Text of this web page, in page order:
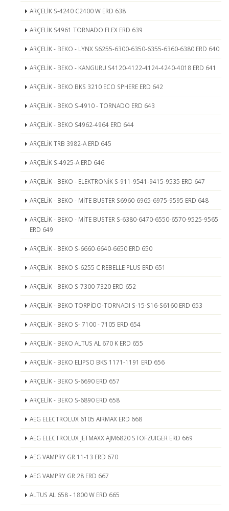
ARÇELİK S-4240 C2400 W ERD 638
ARÇELİK S4961 TORNADO FLEX ERD 639
ARÇELİK - BEKO - LYNX S6255-6300-6350-6355-6360-6380 ERD 640
ARÇELİK - BEKO - KANGURU S4120-4122-4124-4240-4018 ERD 641
ARÇELİK - BEKO BKS 3210 ECO SPHERE ERD 642
ARÇELİK - BEKO S-4910 - TORNADO ERD 643
ARÇELİK - BEKO S4962-4964 ERD 644
ARÇELİK TRB 3982-A ERD 645
ARÇELİK S-4925-A ERD 646
ARÇELİK - BEKO - ELEKTRONİK S-911-9541-9415-9535 ERD 647
ARÇELİK - BEKO - MİTE BUSTER S6960-6965-6975-9595 ERD 648
ARÇELİK - BEKO - MİTE BUSTER S-6380-6470-6550-6570-9525-9565
ERD 649
ARÇELİK - BEKO S-6660-6640-6650 ERD 650
ARÇELİK - BEKO S-6255 C REBELLE PLUS ERD 651
ARÇELİK - BEKO S-7300-7320 ERD 652
ARÇELİK - BEKO TORPİDO-TORNADI S-15-S16-S6160 ERD 653
ARÇELİK - BEKO S- 7100 - 7105 ERD 654
ARÇELİK - BEKO ALTUS AL 670 K ERD 655
ARÇELİK - BEKO ELIPSO BKS 1171-1191 ERD 656
ARÇELİK - BEKO S-6690 ERD 657
ARÇELİK - BEKO S-6890 ERD 658
AEG ELECTROLUX 6105 AIRMAX ERD 668
AEG ELECTROLUX JETMAXX AJM6820 STOFZUIGER ERD 669
AEG VAMPRY GR 11-13 ERD 670
AEG VAMPRY GR 28 ERD 667
ALTUS AL 658 - 1800 W ERD 665